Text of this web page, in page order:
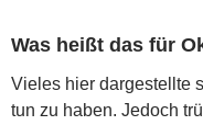
Was heißt das für
Vieles hier dargestellte
tun zu haben. Jedoch